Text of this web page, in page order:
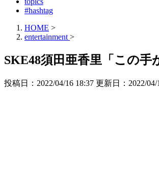
#hashtag
HOME >
entertainment >
SKE48須田亜香里「この
投稿日：2022/04/16 18:37 更新日： 2022/